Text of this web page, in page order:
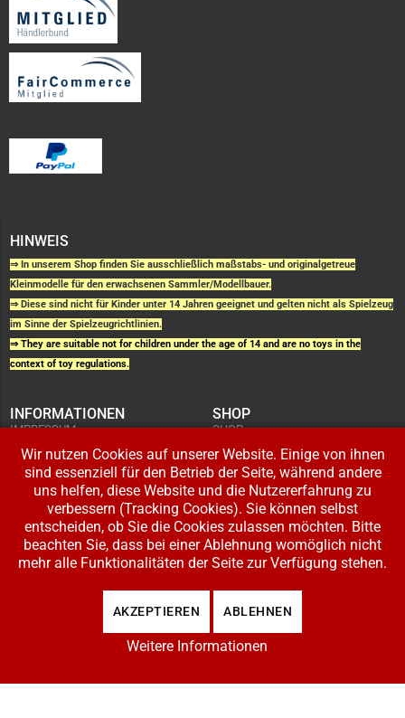
HINWEIS
⇒ In unserem Shop finden Sie ausschließlich maßstabs- und originalgetreue
Kleinmodelle für den erwachsenen Sammler/Modellbauer.
⇒ Diese sind nicht für Kinder unter 14 Jahren geeignet und gelten nicht als Spielzeug
im Sinne der Spielzeugrichtlinien.
⇒ They are suitable not for children under the age of 14 and are no toys in the
context of toy regulations.
INFORMATIONEN
IMPRESSUM
KUNDENINFORMATIONEN
WIDERRUFSRECHT
DATENSCHUTZERKLÄRUNG
ZAHLUNG UND VERSAND
SHOP
SHOP
BESTELLUNGEN
ADRESSE BEARBEITEN
IHR KONTO
LOGIN
REGISTRIEREN
Copyright © 2026 Modellbahnladen Klee GbR. Alle Rechte vorbehalten. Design:
Wir nutzen Cookies auf unserer Website. Einige von ihnen
sind essenziell für den Betrieb der Seite, während andere
uns helfen, diese Website und die Nutzererfahrung zu
verbessern (Tracking Cookies). Sie können selbst
entscheiden, ob Sie die Cookies zulassen möchten. Bitte
beachten Sie, dass bei einer Ablehnung womöglich nicht
mehr alle Funktionalitäten der Seite zur Verfügung stehen.
AKZEPTIEREN ABLEHNEN
Weitere Informationen